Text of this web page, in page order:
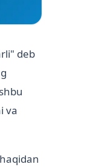
deb
va